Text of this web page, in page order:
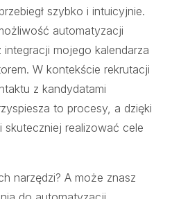
szybko i intuicyjnie.
automatyzacji
mojego kalendarza
W kontekście rekrutacji
z kandydatami
to procesy, a dzięki
realizować cele
narzędzi? A może znasz